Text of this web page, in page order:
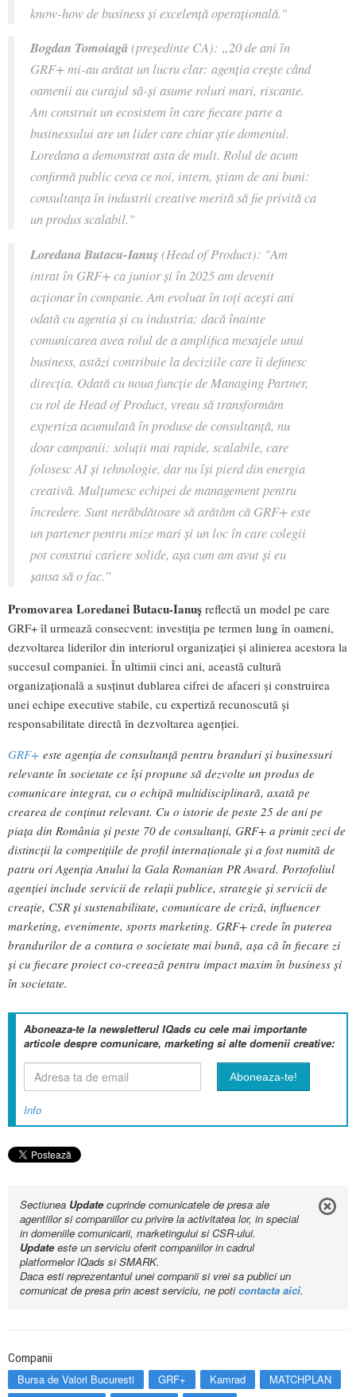
know-how de business și excelență operațională."
Bogdan Tomoiagă(președinte CA): „20 de ani în
GRF+ mi-au arătat un lucru clar: agenția crește când
oamenii au curajul să-și asume roluri mari, riscante.
Am construit un ecosistem în care fiecare parte a
businessului are un lider care chiar știe domeniul.
Loredana a demonstrat asta de mult. Rolul de acum
confirmă public ceva ce noi, intern, știam de ani buni:
consultanța în industrii creative merită să fie privită ca
un produs scalabil."
Loredana Butacu-Ianuș(Head of Product): "Am
intrat în GRF+ ca junior și în 2025 am devenit
acționar în companie. Am evoluat în toți acești ani
odată cu agentia și cu industria: dacă înainte
comunicarea avea rolul de a amplifica mesajele unui
business, astăzi contribuie la deciziile care îi definesc
direcția. Odată cu noua funcție de Managing Partner,
cu rol de Head of Product, vreau să transformăm
expertiza acumulată în produse de consultanță, nu
doar campanii: soluții mai rapide, scalabile, care
folosesc AI și tehnologie, dar nu își pierd din energia
creativă. Mulțumesc echipei de management pentru
încredere. Sunt nerăbdătoare să arătăm că GRF+ este
un partener pentru mize mari și un loc în care colegii
pot construi cariere solide, așa cum am avut și eu
șansa să o fac.”
Promovarea Loredanei Butacu-Ianuș reflectă un model pe care
GRF+ îl urmează consecvent: investiția pe termen lung în oameni,
dezvoltarea liderilor din interiorul organizației și alinierea acestora la
succesul companiei. În ultimii cinci ani, această cultură
organizațională a susținut dublarea cifrei de afaceri și construirea
unei echipe executive stabile, cu expertiză recunoscută și
responsabilitate directă în dezvoltarea agenției.
GRF+ este agenția de consultanță pentru branduri și businessuri
relevante în societate ce își propune să dezvolte un produs de
comunicare integrat, cu o echipă multidisciplinară, axată pe
crearea de conținut relevant. Cu o istorie de peste 25 de ani pe
piața din România și peste 70 de consultanți, GRF+ a primit zeci de
distincții la competițiile de profil internaționale și a fost numită de
patru ori Agenția Anului la Gala Romanian PR Award. Portofoliul
agenției include servicii de relații publice, strategie și servicii de
creație, CSR și sustenabilitate, comunicare de criză, influencer
marketing, evenimente, sports marketing. GRF+ crede în puterea
brandurilor de a contura o societate mai bună, așa că în fiecare zi
și cu fiecare proiect co-creează pentru impact maxim în business și
în societate.
Aboneaza-te la newsletterul IQads cu cele mai importante
articole despre comunicare, marketing si alte domenii creative:
Info
Sectiunea Updatecuprinde comunicatele de presa ale
agentiilor si companiilor cu privire la activitatea lor, in special
in domeniile comunicarii, marketingului si CSR-ului.
Updateeste un serviciu oferit companiilor in cadrul
platformelor IQads si SMARK.
Daca esti reprezentantul unei companii si vrei sa publici un
comunicat de presa prin acest serviciu, ne poticontacta aici.
Companii
Bursa de Valori Bucuresti GRF+ Kamrad
MATCHPLAN